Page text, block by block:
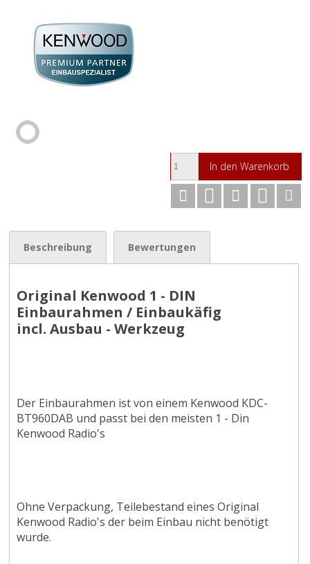
In den Warenkorb
Beschreibung Bewertungen
Original Kenwood 1 - DIN
Einbaurahmen / Einbaukäfig
incl. Ausbau - Werkzeug
Der Einbaurahmen ist von einem Kenwood KDC-
BT960DAB und passt bei den meisten 1 - Din
Kenwood Radio's
Ohne Verpackung, Teilebestand eines Original
Kenwood Radio's der beim Einbau nicht benötigt
wurde.